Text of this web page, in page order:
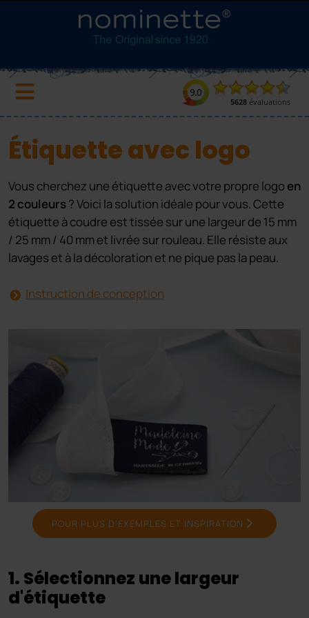
Étiquette avec logo
Vous cherchez une étiquette avec votre propre logo en
2 couleurs? Voici la solution idéale pour vous. Cette
étiquette à coudre est tissée sur une largeur de 15 mm
/ 25 mm / 40 mm et livrée sur rouleau. Elle résiste aux
lavages et à la décoloration et ne pique pas la peau.
Instruction de conception
POUR PLUS D’EXEMPLES ET INSPIRATION
1. Sélectionnez une largeur
d'étiquette